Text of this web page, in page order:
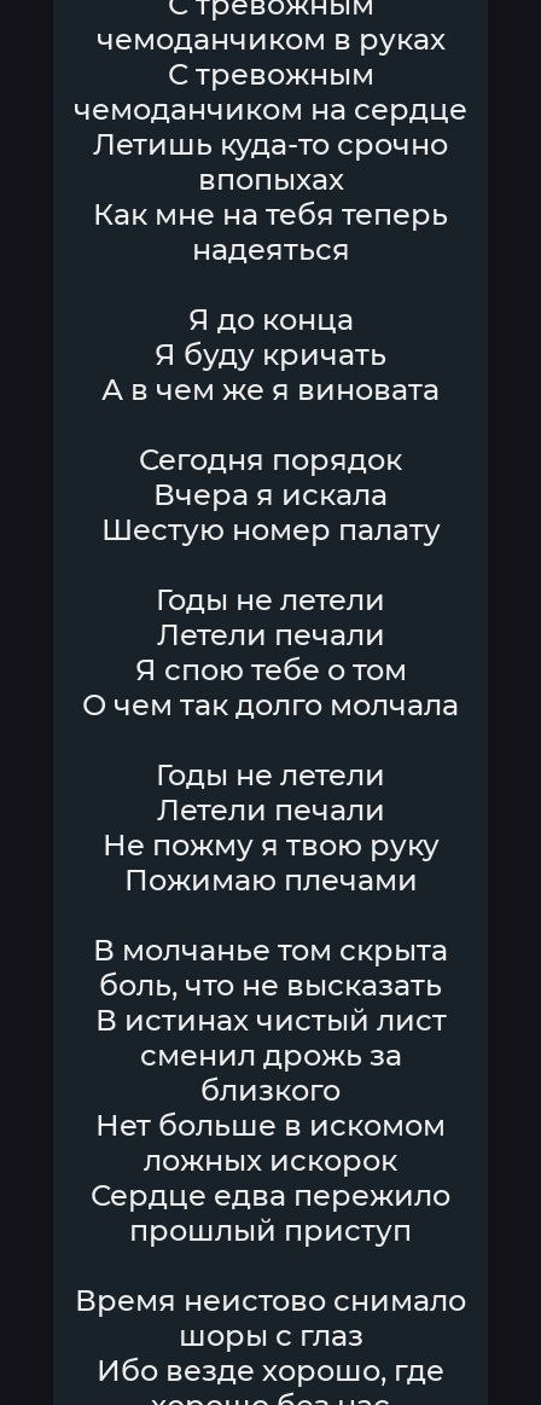
чемоданчиком в руках
С тревожным
чемоданчиком на сердце
Летишь куда-то срочно
впопыхах
Как мне на тебя теперь
надеяться
Я до конца
Я буду кричать
А в чем же я виновата
Сегодня порядок
Вчера я искала
Шестую номер палату
Годы не летели
Летели печали
Я спою тебе о том
О чем так долго молчала
Годы не летели
Летели печали
Не пожму я твою руку
Пожимаю плечами
В молчанье том скрыта
боль, что не высказать
В истинах чистый лист
сменил дрожь за
близкого
Нет больше в искомом
ложных искорок
Сердце едва пережило
прошлый приступ
Время неистово снимало
шоры с глаз
Ибо везде хорошо, где